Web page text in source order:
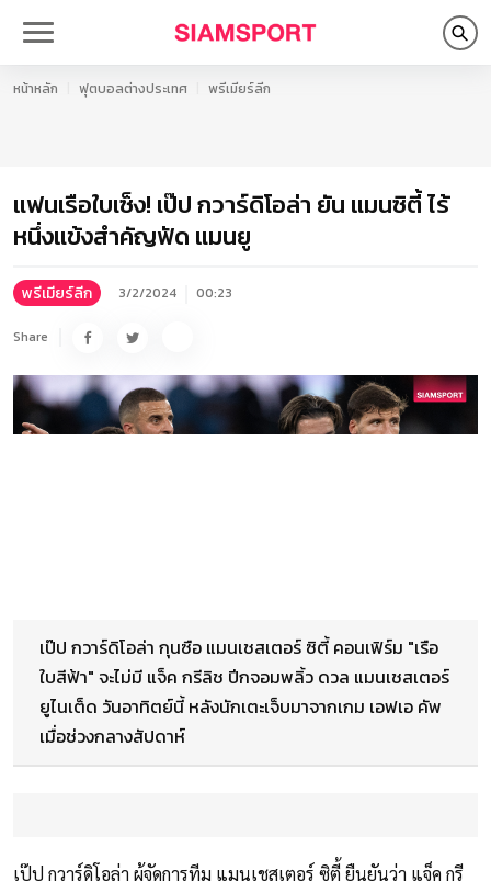
หน้าหลัก ฟุตบอลต่างประเทศ พรีเมียร์ลีก
แฟนเรือใบเซ็ง! เป๊ป กวาร์ดิโอล่า ยัน แมนซิตี้ ไร้
หนึ่งแข้งสำคัญฟัด แมนยู
พรีเมียร์ลีก 3/2/2024 00:23
Share
เป๊ป กวาร์ดิโอล่า กุนซือ แมนเชสเตอร์ ซิตี้ คอนเฟิร์ม "เรือ
ใบสีฟ้า" จะไม่มี แจ็ค กรีลิช ปีกจอมพลิ้ว ดวล แมนเชสเตอร์
ยูไนเต็ด วันอาทิตย์นี้ หลังนักเตะเจ็บมาจากเกม เอฟเอ คัพ
เมื่อช่วงกลางสัปดาห์
เป๊ป กวาร์ดิโอล่า ผู้จัดการทีม แมนเชสเตอร์ ซิตี้ ยืนยันว่า แจ็ค กรี